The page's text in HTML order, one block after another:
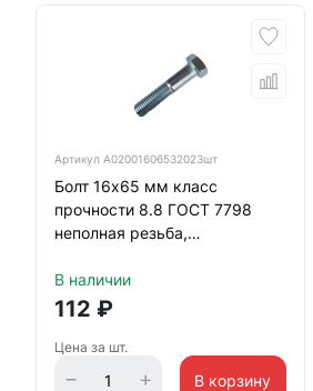
Артикул А02001606532023шт
Болт 16х65 мм класс
прочности 8.8 ГОСТ 7798
неполная резьба,
В наличии
112 ₽
Цена за шт.
В корзину